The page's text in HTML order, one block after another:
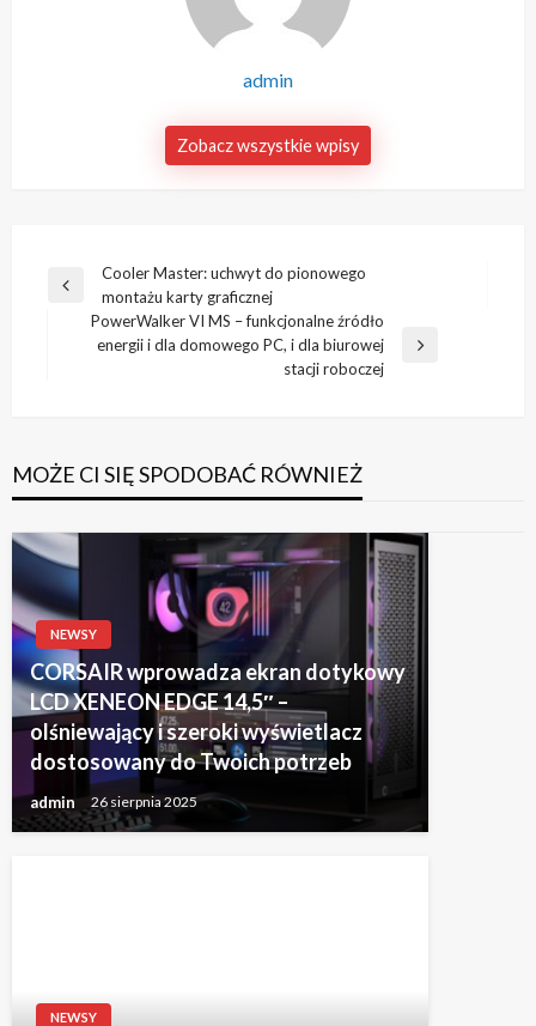
admin
Zobacz wszystkie wpisy
Nawigacja
wpisu
Poprzedni
Cooler Master: uchwyt do pionowego
montażu karty graficznej
Następny
PowerWalker VI MS – funkcjonalne źródło
energii i dla domowego PC, i dla biurowej
stacji roboczej
MOŻE CI SIĘ SPODOBAĆ RÓWNIEŻ
NEWSY
CORSAIR wprowadza ekran dotykowy
LCD XENEON EDGE 14,5″ –
olśniewający i szeroki wyświetlacz
dostosowany do Twoich potrzeb
admin 26 sierpnia 2025
NEWSY